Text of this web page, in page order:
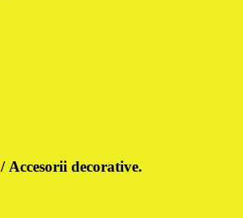
/ Accesorii decorative.